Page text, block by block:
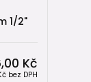
1/2"
Kč
bez DPH